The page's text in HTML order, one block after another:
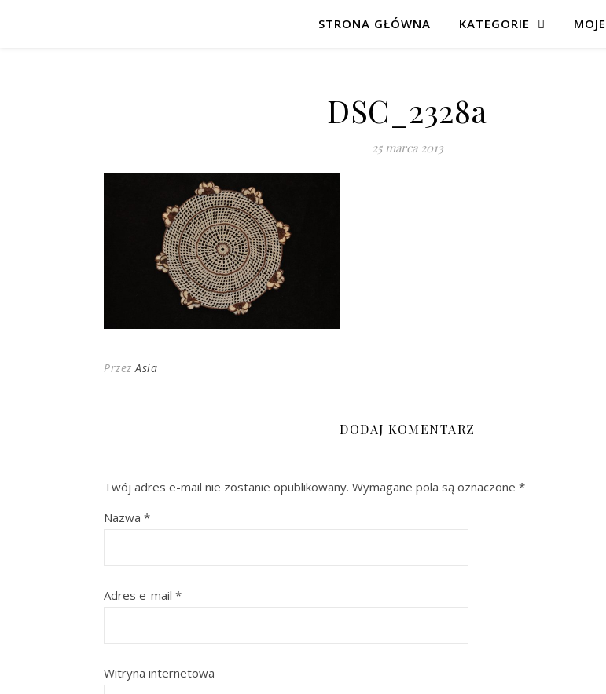
STRONA GŁÓWNA KATEGORIE
DSC_2328a
25 marca 2013
PrzezAsia
DODAJ KOMENTARZ
Twój adres e-mail nie zostanie opublikowany. Wymagane pola są oznaczone *
Nazwa *
Adres e-mail *
Witryna internetowa